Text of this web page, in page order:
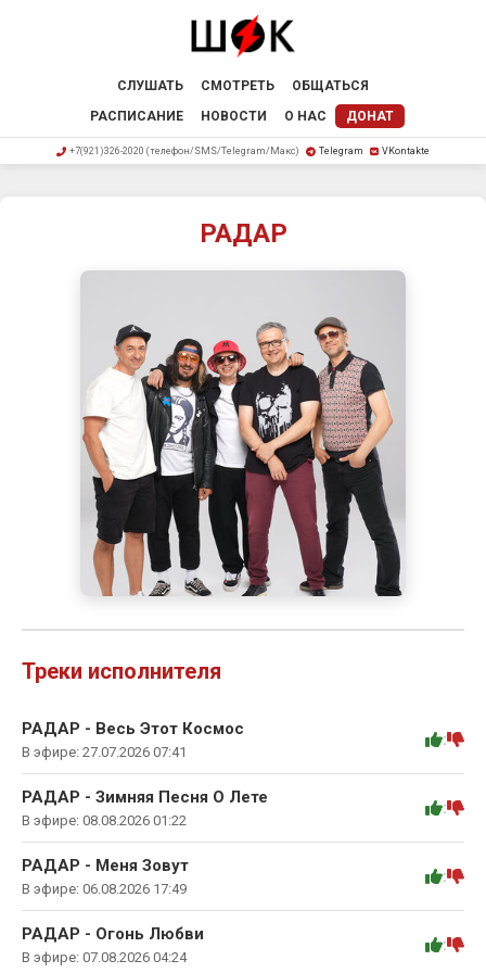
СЛУШАТЬ СМОТРЕТЬ
ОБЩАТЬСЯ
РАСПИСАНИЕ
НОВОСТИ О НАС ДОНАТ
+7(921)326-2020 (телефон/SMS/Telegram/Макс) Telegram VKontakte
РАДАР
Треки исполнителя
РАДАР - Весь Этот Космос
В эфире: 27.07.2026 07:41
:
РАДАР - Зимняя Песня О Лете
В эфире: 08.08.2026 01:22
:
РАДАР - Меня Зовут
В эфире: 06.08.2026 17:49
:
РАДАР - Огонь Любви
В эфире: 07.08.2026 04:24
: